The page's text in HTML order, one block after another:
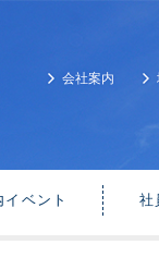
会社案内
イベント 社